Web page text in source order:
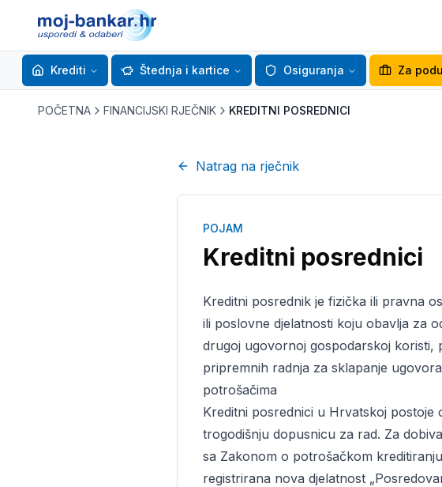
Krediti Štednja i kartice Osiguranja Za
POČETNA FINANCIJSKI RJEČNIK KREDITNI POSREDNICI
Natrag na rječnik
POJAM
Kreditni posrednici
Kreditni posrednik je fizička ili pravna
ili poslovne djelatnosti koju obavlja za
drugoj ugovornoj gospodarskoj koristi,
pripremnih radnja za sklapanje
potrošačima
Kreditni posrednici u Hrvatskoj postoje
trogodišnju dopusnicu za rad. Za
sa Zakonom o potrošačkom
registrirana nova djelatnost